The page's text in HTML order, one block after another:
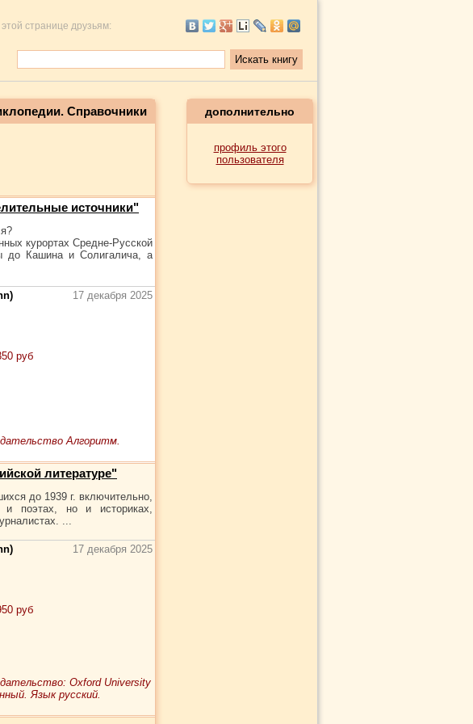
этой странице друзьям:
Справочники
источники"
курортах Средне-Русской
до Кашина и Солигалича, а
17 декабря 2025
руб
Алгоритм.
литературе"
до 1939 г. включительно,
и поэтах, но и историках,
...
17 декабря 2025
руб
Oxford University
Язык русский.
дополнительно
профиль этого
пользователя